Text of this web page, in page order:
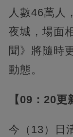
人數46萬人
夜城，場面
聞》將隨時
動態。
【09：20更
今（13）日